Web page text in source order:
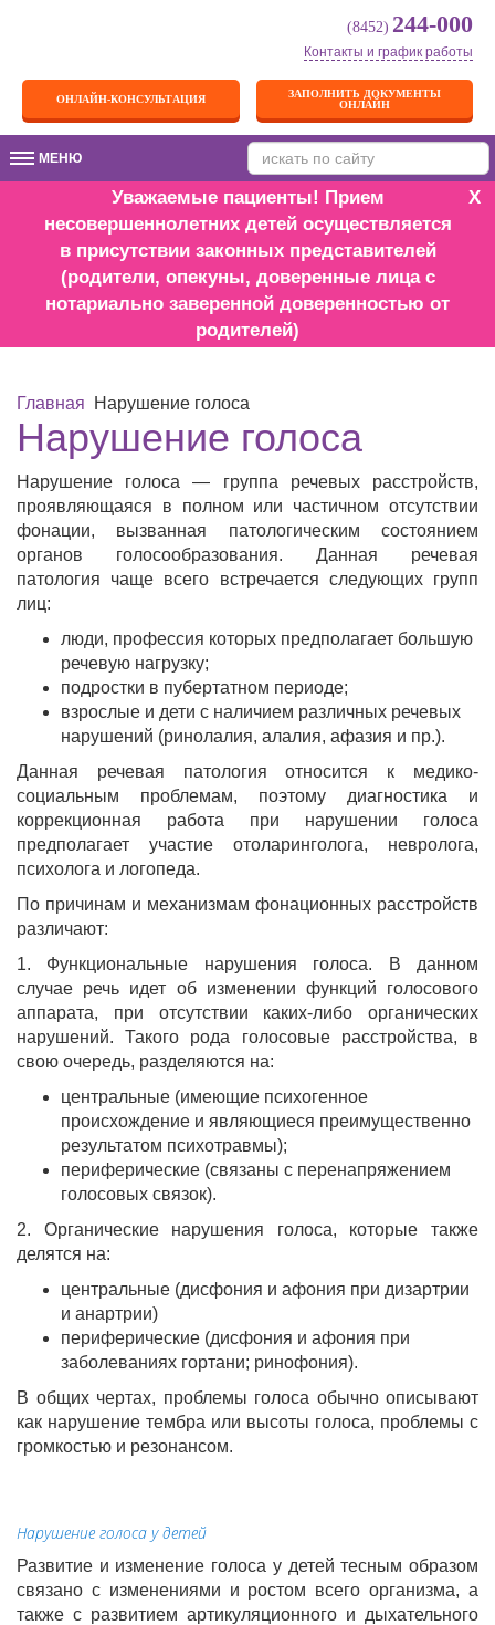
(8452) 244-000
Контакты и график работы
ОНЛАЙН-КОНСУЛЬТАЦИЯ
ЗАПОЛНИТЬ ДОКУМЕНТЫ
ОНЛАЙН
МЕНЮМЕНЮ
X
Уважаемые пациенты! Прием
несовершеннолетних детей осуществляется
в присутствии законных представителей
(родители, опекуны, доверенные лица с
нотариально заверенной доверенностью от
родителей)
Главная Нарушение голоса
Нарушение голоса
Нарушение голоса — группа речевых расстройств,
проявляющаяся в полном или частичном отсутствии
фонации, вызванная патологическим состоянием
органов голосообразования. Данная речевая
патология чаще всего встречается следующих групп
лиц:
люди, профессия которых предполагает большую
речевую нагрузку;
подростки в пубертатном периоде;
взрослые и дети с наличием различных речевых
нарушений (ринолалия, алалия, афазия и пр.).
Данная речевая патология относится к медико-
социальным проблемам, поэтому диагностика и
коррекционная работа при нарушении голоса
предполагает участие отоларинголога, невролога,
психолога и логопеда.
По причинам и механизмам фонационных расстройств
различают:
1. Функциональные нарушения голоса. В данном
случае речь идет об изменении функций голосового
аппарата, при отсутствии каких-либо органических
нарушений. Такого рода голосовые расстройства, в
свою очередь, разделяются на:
центральные (имеющие психогенное
происхождение и являющиеся преимущественно
результатом психотравмы);
периферические (связаны с перенапряжением
голосовых связок).
2. Органические нарушения голоса, которые также
делятся на:
центральные (дисфония и афония при дизартрии
и анартрии)
периферические (дисфония и афония при
заболеваниях гортани; ринофония).
В общих чертах, проблемы голоса обычно описывают
как нарушение тембра или высоты голоса, проблемы с
громкостью и резонансом.
Нарушение голоса у детей
Развитие и изменение голоса у детей тесным образом
связано с изменениями и ростом всего организма, а
также с развитием артикуляционного и дыхательного